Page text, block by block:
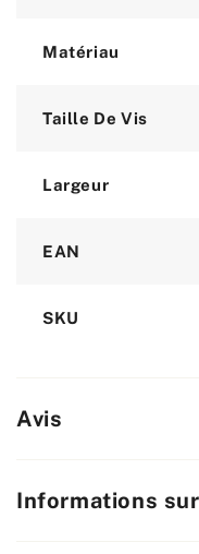
Matériau
Taille De Vis
Largeur
EAN
SKU
Avis
Informations